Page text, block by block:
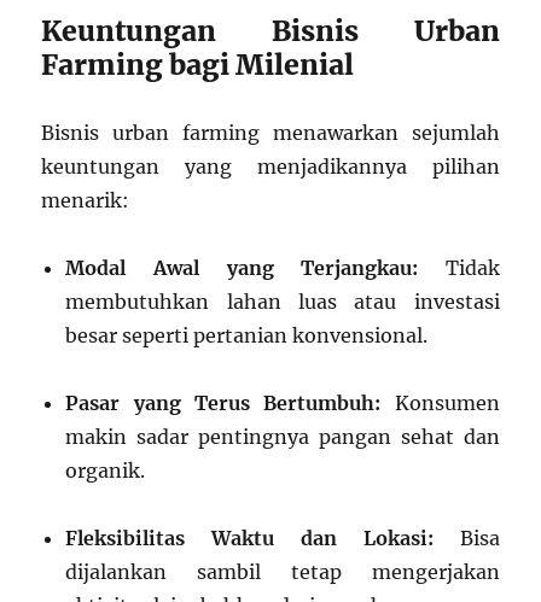
Keuntungan Bisnis Urban
Farming bagi Milenial
Bisnis urban farming menawarkan sejumlah
keuntungan yang menjadikannya pilihan
menarik:
Modal Awal yang Terjangkau: Tidak
membutuhkan lahan luas atau investasi
besar seperti pertanian konvensional.
Pasar yang Terus Bertumbuh: Konsumen
makin sadar pentingnya pangan sehat dan
organik.
Fleksibilitas Waktu dan Lokasi: Bisa
dijalankan sambil tetap mengerjakan